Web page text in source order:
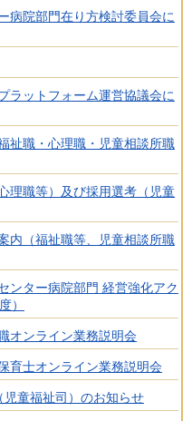
病院部門在り方検討委員会に
ラットフォーム運営協議会に
祉職・心理職・児童相談所職
理職等）及び採用選考（児童
内（福祉職等、児童相談所職
ンター病院部門 経営強化アク
）
オンライン業務説明会
育士オンライン業務説明会
童福祉司）のお知らせ